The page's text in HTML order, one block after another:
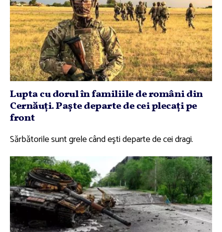
Lupta cu dorul în familiile de români din
Cernăuţi. Paşte departe de cei plecaţi pe
front
Sărbătorile sunt grele când eşti departe de cei dragi.